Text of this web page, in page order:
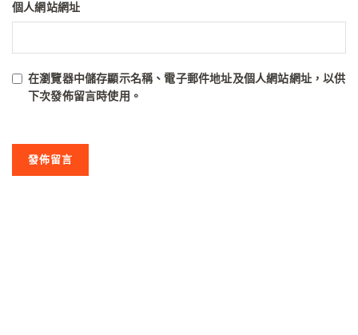
個人網站網址
在瀏覽器中儲存顯示名稱、電子郵件地址及個人網站網址，以供
下次發佈留言時使用。